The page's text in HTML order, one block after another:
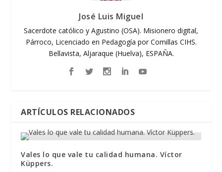
José Luis Miguel
Sacerdote católico y Agustino (OSA). Misionero digital,
Párroco, Licenciado en Pedagogía por Comillas CIHS.
Bellavista, Aljaraque (Huelva), ESPAÑA.
ARTÍCULOS RELACIONADOS
Vales lo que vale tu calidad humana. Víctor
Küppers.